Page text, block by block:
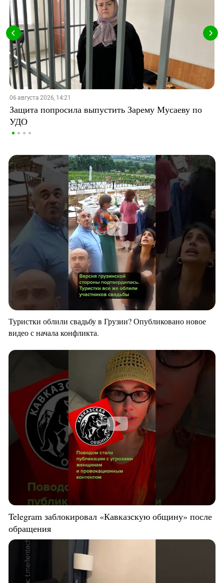
06 августа 2026, 14:21
Защита попросила выпустить Зарему Мусаеву по
УДО
Туристки облили свадьбу в Грузии? Опубликовано новое
видео с начала конфликта.
Telegram заблокировал «Кавказскую общину» после
обращения